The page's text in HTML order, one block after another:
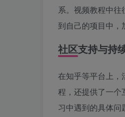
系。视频教程中
到自己的项目中，
社区支持与持
在知乎等平台上，
程，还提供了一个
习中遇到的具体